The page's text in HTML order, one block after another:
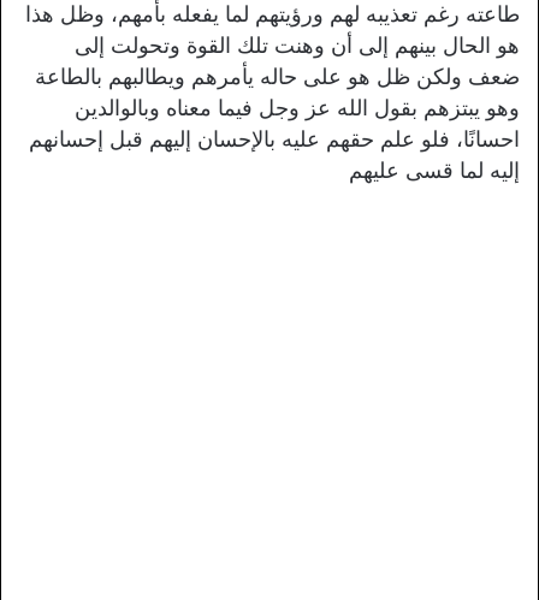
طاعته رغم تعذيبه لهم ورؤيتهم لما يفعله بأمهم، وظل هذا
هو الحال بينهم إلى أن وهنت تلك القوة وتحولت إلى
ضعف ولكن ظل هو على حاله يأمرهم ويطالبهم بالطاعة
وهو يبتزهم بقول الله عز وجل فيما معناه وبالوالدين
احسانًا، فلو علم حقهم عليه بالإحسان إليهم قبل إحسانهم
إليه لما قسى عليهم